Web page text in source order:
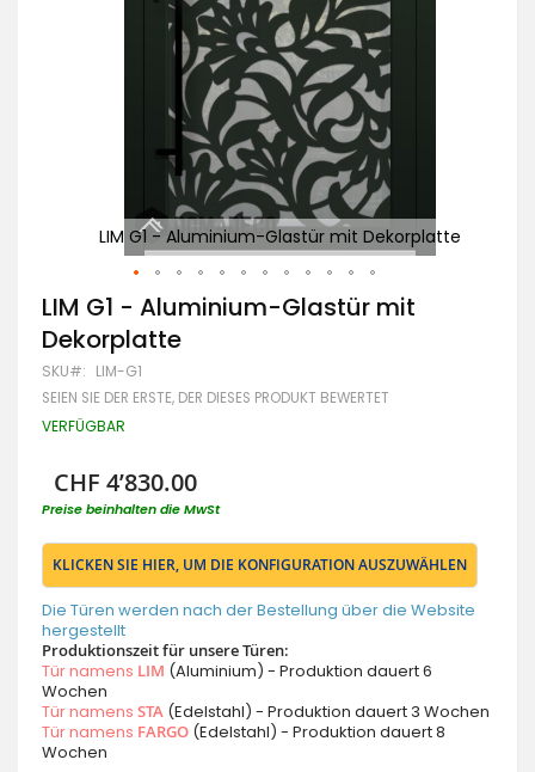
LIM G1 - Aluminium-Glastür mit Dekorplatte
Zum
Anfang
der
Bildgalerie
springen
LIM G1 - Aluminium-Glastür mit
Dekorplatte
SKU LIM-G1
SEIEN SIE DER ERSTE, DER DIESES PRODUKT BEWERTET
VERFÜGBAR
CHF 4’830.00
Preise beinhalten die MwSt
KLICKEN SIE HIER, UM DIE KONFIGURATION AUSZUWÄHLEN
Die Türen werden nach der Bestellung über die Website
hergestellt
Produktionszeit für unsere Türen:
Tür namens LIM (Aluminium) - Produktion dauert 6
Wochen
Tür namens STA (Edelstahl) - Produktion dauert 3 Wochen
Tür namens FARGO (Edelstahl) - Produktion dauert 8
Wochen